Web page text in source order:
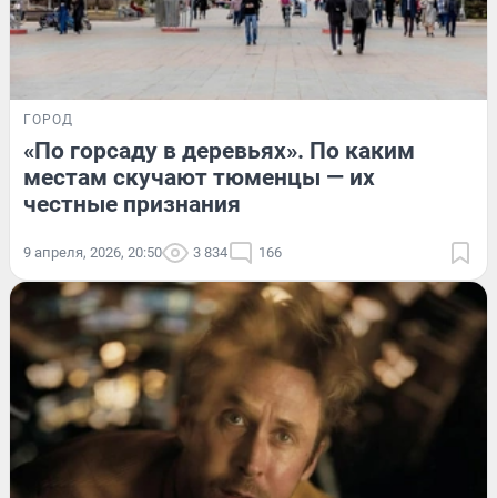
ГОРОД
«По горсаду в деревьях». По каким
местам скучают тюменцы — их
честные признания
9 апреля, 2026, 20:50 3 834 166